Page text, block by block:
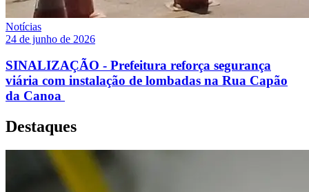
Notícias
24 de junho de 2026
SINALIZAÇÃO - Prefeitura reforça segurança
viária com instalação de lombadas na Rua Capão
da Canoa
Destaques